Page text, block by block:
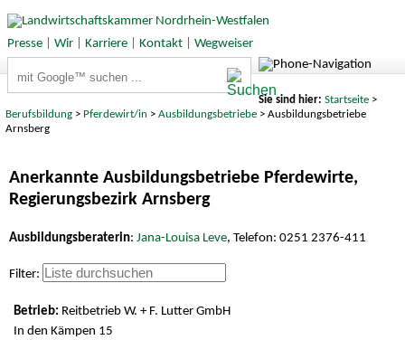
Presse| Wir| Karriere| Kontakt| Wegweiser
Sie sind hier: Startseite>
Berufsbildung > Pferdewirt/in >Ausbildungsbetriebe > Ausbildungsbetriebe
Arnsberg
Anerkannte Ausbildungsbetriebe Pferdewirte,
Regierungsbezirk Arnsberg
Ausbildungsberaterin: Jana-Louisa Leve, Telefon: 0251 2376-411
Filter:
Reitbetrieb W. + F. Lutter GmbH
In den Kämpen 15